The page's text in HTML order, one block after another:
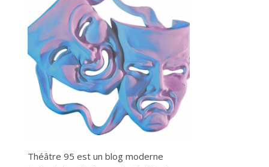
Théâtre 95 est un blog moderne